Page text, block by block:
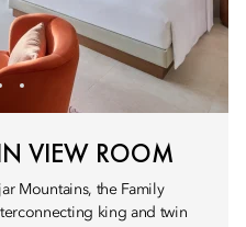
VIEW ROOM
Mountains, the Family
king and twin